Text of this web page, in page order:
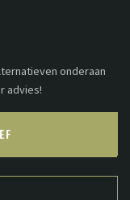
onderaan
advies!